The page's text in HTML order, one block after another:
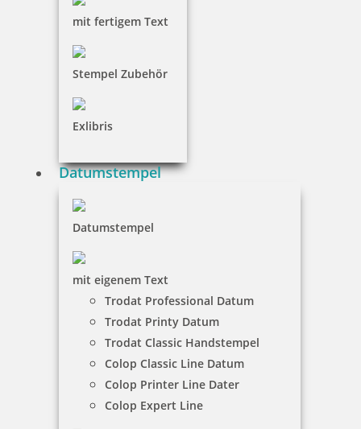
mit fertigem Text
Stempel Zubehör
Exlibris
Datumstempel
Datumstempel
mit eigenem Text
Trodat Professional Datum
Trodat Printy Datum
Trodat Classic Handstempel
Colop Classic Line Datum
Colop Printer Line Dater
Colop Expert Line
Holzstempel Rund 20 mm Durchmesser
Jetzt gestalten
Holzstempel Rund 25 mm Durchmesser